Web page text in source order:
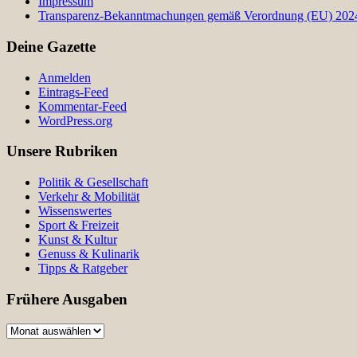
Transparenz-Bekanntmachungen gemäß Verordnung (EU)
Deine Gazette
Anmelden
Eintrags-Feed
Kommentar-Feed
WordPress.org
Unsere Rubriken
Politik & Gesellschaft
Verkehr & Mobilität
Wissenswertes
Sport & Freizeit
Kunst & Kultur
Genuss & Kulinarik
Tipps & Ratgeber
Frühere Ausgaben
Frühere